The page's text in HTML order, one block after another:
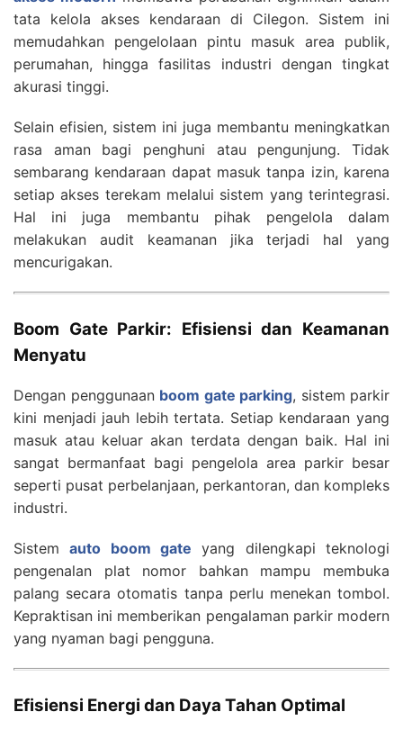
tata kelola akses kendaraan di Cilegon. Sistem ini
memudahkan pengelolaan pintu masuk area publik,
perumahan, hingga fasilitas industri dengan tingkat
akurasi tinggi.
Selain efisien, sistem ini juga membantu meningkatkan
rasa aman bagi penghuni atau pengunjung. Tidak
sembarang kendaraan dapat masuk tanpa izin, karena
setiap akses terekam melalui sistem yang terintegrasi.
Hal ini juga membantu pihak pengelola dalam
melakukan audit keamanan jika terjadi hal yang
mencurigakan.
Boom Gate Parkir: Efisiensi dan Keamanan
Menyatu
Dengan penggunaan boom gate parking, sistem parkir
kini menjadi jauh lebih tertata. Setiap kendaraan yang
masuk atau keluar akan terdata dengan baik. Hal ini
sangat bermanfaat bagi pengelola area parkir besar
seperti pusat perbelanjaan, perkantoran, dan kompleks
industri.
Sistemauto boom gate yang dilengkapi teknologi
pengenalan plat nomor bahkan mampu membuka
palang secara otomatis tanpa perlu menekan tombol.
Kepraktisan ini memberikan pengalaman parkir modern
yang nyaman bagi pengguna.
Efisiensi Energi dan Daya Tahan Optimal